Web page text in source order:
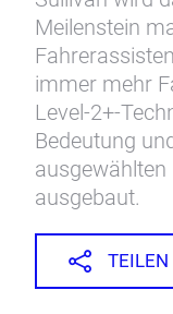
Meilenstein
immer mehr
Level-2+-
Bedeutung
ausgebaut.
TEILEN